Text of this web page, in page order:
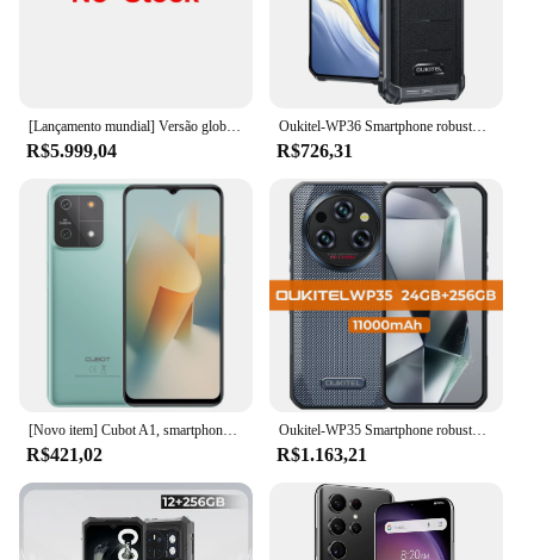
[Lançamento mundial] Versão global Xiaomi Redmi Note 13 Pro 4G Câmera de 200 MP com OIS 67W de Carregamento rápido Helio G99 Ultra Smartphone 5 NFC 120Hz AMOLED Tela
R$5.999,04
Oukitel-WP36 Smartphone robusto, celular, 16GB, 128GB, 6,52 "HD +, Câmera de 13MP, Android 13, Câmera, Estreia mundial, 10600mAh
R$726,31
[Novo item] Cubot A1, smartphone Android 13, Octa-core, 8 GB de RAM (4 GB + 4 GB estendidos), 128 GB de ROM (cartão TF de expansão de 1 TB), tela HD + de 6,56 '', câmera de 13 MP, 5100 mAh, Face ID, 4G celular
R$421,02
Oukitel-WP35 Smartphone robusto, NFC Celular, Android 14 Celular, 64 MP, 11000 mAh, 24GB + 256GB, 5G
R$1.163,21